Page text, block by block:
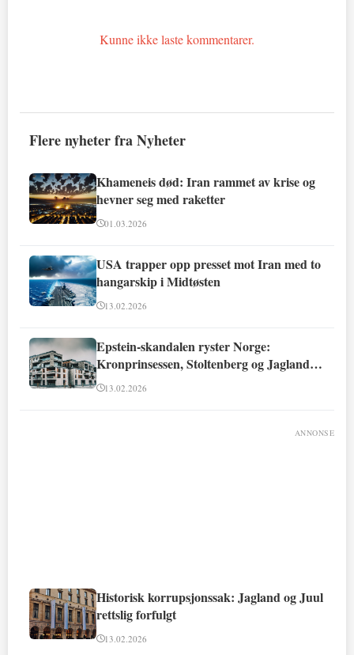
Kunne ikke laste kommentarer.
Flere nyheter fra Nyheter
Khameneis død: Iran rammet av krise og
hevner seg med raketter
01.03.2026
USA trapper opp presset mot Iran med to
hangarskip i Midtøsten
13.02.2026
Epstein-skandalen ryster Norge:
Kronprinsessen, Stoltenberg og Jagland
involvert
13.02.2026
ANNONSE
Historisk korrupsjonssak: Jagland og Juul
rettslig forfulgt
13.02.2026